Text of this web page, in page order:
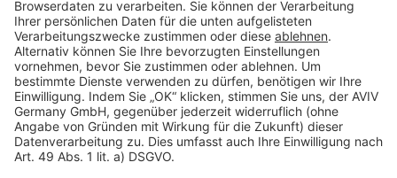
Rechtliches
AGB-Übersicht
Datenschutz
Impressum
Fotonachweis